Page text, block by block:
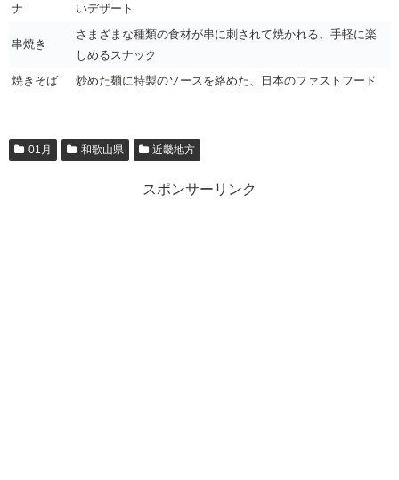
ナ
いデザート
串焼き
さまざまな種類の食材が串に刺されて焼かれる、手軽に楽
しめるスナック
焼きそば
炒めた麺に特製のソースを絡めた、日本のファストフード
01月 和歌山県 近畿地方
スポンサーリンク